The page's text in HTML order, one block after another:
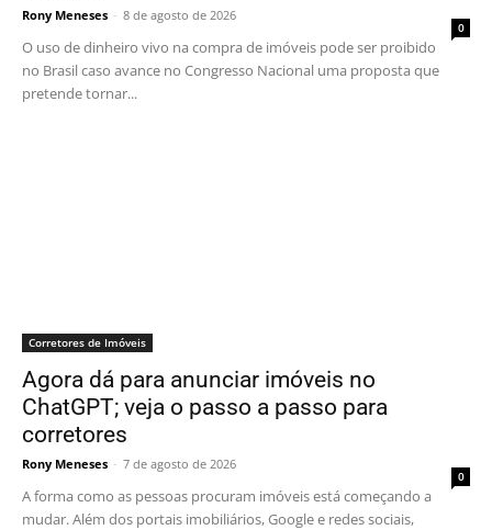
Rony Meneses - 8 de agosto de 2026
0
O uso de dinheiro vivo na compra de imóveis pode ser proibido
no Brasil caso avance no Congresso Nacional uma proposta que
pretende tornar...
Corretores de Imóveis
Agora dá para anunciar imóveis no
ChatGPT; veja o passo a passo para
corretores
Rony Meneses - 7 de agosto de 2026
0
A forma como as pessoas procuram imóveis está começando a
mudar. Além dos portais imobiliários, Google e redes sociais,